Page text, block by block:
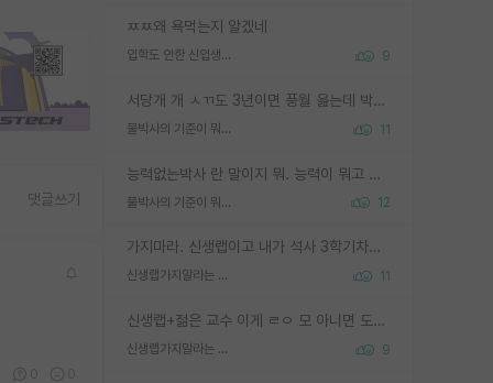
ㅉㅉ왜 욕먹는지 알겠네
입학도 안한 신입생이 원래 관심을 받나요 9
서당개 개 ㅅㄲ도 3년이면 풍월 읊는데 박사 5년 이상 대리고 있으면서 물된건 교수 탓 맞는ㄱ게 거기가 서당이 아니란 소리임
물박사의 기준이 뭐임? 11
능력없는박사 란 말이지 뭐. 능력이 뭐고 능력이 있다는게 뭔지는 사람마다 기준이 다르니까 얘기해봐야 서로 자기 기준만 얘기해서 논쟁이 끝이 안나고. 주위에서 능력있고 야심있는 신입생이 교수가 유의미한 피드백을 아예 안주면서 제대로된 과제에 참여해볼 기회도 제공하지 않고 잡일 뺑뺑이만 돌려서 맨날 단순작업만 하면서 밤새다가 눈빛이 점점 죽어가는걸 본 사람은 물박사는 교수탓이라고 하고, 교수는 이것저것 알려도 주고 기회도 주고 사수 동기 붙여주면서 어떻게든 끌고가려고 하는데 본인이 매일 뺀질거리면서 출근 하는둥마는둥 하다가 기껏 와서도 폰이나 쳐다보다가 실험 망치고 저녁약속있어서 먼저 가볼게요~ 하는걸 본 사람은 물박사는 본인탓이라고 함.
물박사의 기준이 뭐임? 12
가지마라. 신생랩이고 내가 석사 3학기차인데 최고참인데 나도 아무것도 모르는데 교수가 후배들 왜 논문 교육 안시키냐. 논문 왜 안 써오냐 닦달한다
신생랩가지말라는 이유가 있었구나 11
신생랩+젊은 교수 이게 ㄹㅇ 모 아니면 도인듯.
신생랩가지말라는 이유가 있었구나 9
댓글쓰기